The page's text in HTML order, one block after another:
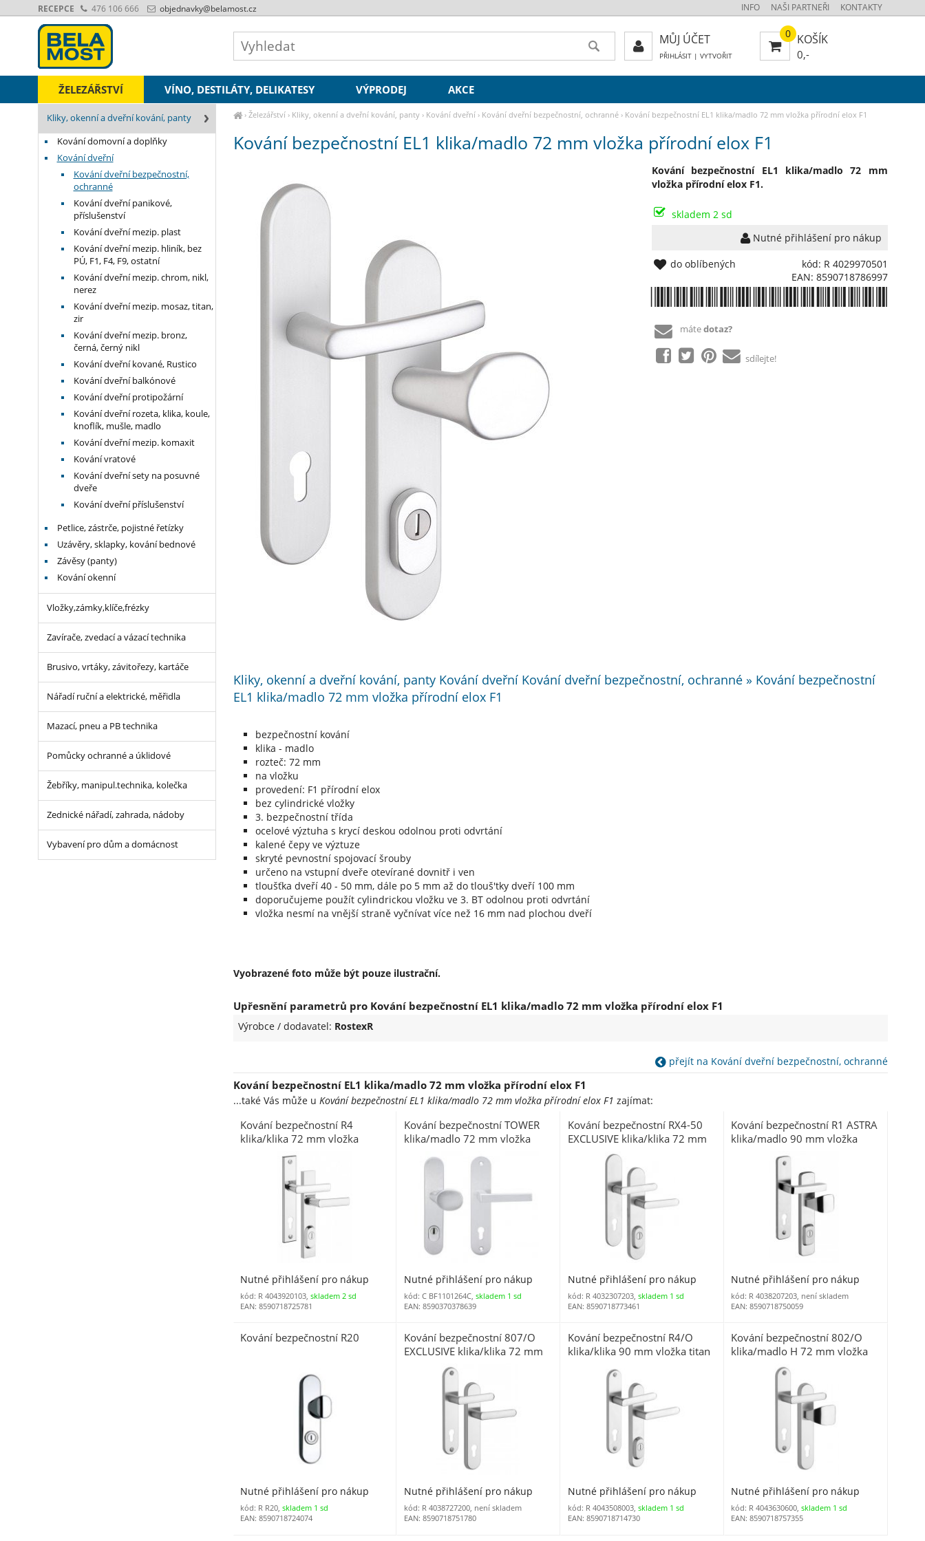
› Železářství› Kliky, okenní a dveřní kování, panty› Kování dveřní› Kování dveřní bezpečnostní, ochranné› Kování bezpečnostní EL1 klika/madlo 72 mm vložka přírodní elox F1
Kování bezpečnostní EL1 klika/madlo 72 mm vložka přírodní elox F1
Kování bezpečnostní EL1 klika/madlo 72 mm
vložka přírodní elox F1.
skladem 2 sd
Nutné přihlášení pro nákup
kód: R 4029970501
EAN: 8590718786997
do oblíbených
mátedotaz?
sdílejte!
Kliky, okenní a dveřní kování, panty Kování dveřní Kování dveřní bezpečnostní, ochranné » Kování bezpečnostní
EL1 klika/madlo 72 mm vložka přírodní elox F1
bezpečnostní kování
klika - madlo
rozteč: 72 mm
na vložku
provedení: F1 přírodní elox
bez cylindrické vložky
3. bezpečnostní třída
ocelové výztuha s krycí deskou odolnou proti odvrtání
kalené čepy ve výztuze
skryté pevnostní spojovací šrouby
určeno na vstupní dveře otevírané dovnitř i ven
tloušťka dveří 40 - 50 mm, dále po 5 mm až do tlouš'tky dveří 100 mm
doporučujeme použít cylindrickou vložku ve 3. BT odolnou proti odvrtání
vložka nesmí na vnější straně vyčnívat více než 16 mm nad plochou dveří
Vyobrazené foto může být pouze ilustrační.
Upřesnění parametrů pro Kování bezpečnostní EL1 klika/madlo 72 mm vložka přírodní elox F1
Výrobce / dodavatel: RostexR
přejít na Kování dveřní bezpečnostní, ochranné
Kování bezpečnostní EL1 klika/madlo 72 mm vložka přírodní elox F1
...také Vás může u Kování bezpečnostní EL1 klika/madlo 72 mm vložka přírodní elox F1 zajímat:
Kování bezpečnostní R4
klika/klika 72 mm vložka
chrom nerez 0100 s překrytím
(R R472BV)
Nutné přihlášení pro nákup
kód: R 4043920103,skladem 2 sd
EAN: 8590718725781
Kování bezpečnostní TOWER
klika/madlo 72 mm vložka
překrytím
Nutné přihlášení pro nákup
kód: C BF1101264C, skladem 1 sd
EAN: 8590370378639
Kování bezpečnostní RX4-50
EXCLUSIVE klika/klika 72 mm
vložka nerez mat 7200 BT3
Nutné přihlášení pro nákup
kód: R 4032307203, skladem 1 sd
EAN: 8590718773461
Kování bezpečnostní R1 ASTRA
klika/madlo 90 mm vložka
nerez mat 7200 s překrytím
Nutné přihlášení pro nákup
kód: R 4038207203, není skladem
EAN: 8590718750059
Kování bezpečnostní R20
Nutné přihlášení pro nákup
kód: R R20,skladem 1 sd
EAN: 8590718724074
Kování bezpečnostní 807/O
EXCLUSIVE klika/klika 72 mm
vložka nerez mat
Nutné přihlášení pro nákup
kód: R 4038727200, není skladem
EAN: 8590718751780
Kování bezpečnostní R4/O
klika/klika 90 mm vložka titan
R4OTZBV)
Nutné přihlášení pro nákup
kód: R 4043508003, skladem 1 sd
EAN: 8590718714730
Kování bezpečnostní 802/O
klika/madlo H 72 mm vložka
chrom nerez 0100 (R
80272OM) BT3
Nutné přihlášení pro nákup
kód: R 4043630600,skladem 1 sd
EAN: 8590718757355
Kliky, okenní a dveřní kování, panty
Kování domovní a doplňky
Kování dveřní
Kování dveřní bezpečnostní,
ochranné
Kování dveřní panikové,
příslušenství
Kování dveřní mezip. plast
Kování dveřní mezip. hliník, bez
PÚ, F1, F4, F9, ostatní
Kování dveřní mezip. chrom, nikl,
nerez
Kování dveřní mezip. mosaz, titan,
zir
Kování dveřní mezip. bronz,
černá, černý nikl
Kování dveřní kované, Rustico
Kování dveřní balkónové
Kování dveřní protipožární
Kování dveřní rozeta, klika, koule,
knoflík, mušle, madlo
Kování dveřní mezip. komaxit
Kování vratové
Kování dveřní sety na posuvné
dveře
Kování dveřní příslušenství
Petlice, zástrče, pojistné řetízky
Uzávěry, sklapky, kování bednové
Závěsy (panty)
Kování okenní
Vložky,zámky,klíče,frézky
Zavírače, zvedací a vázací technika
Brusivo, vrtáky, závitořezy, kartáče
Nářadí ruční a elektrické, měřidla
Mazací, pneu a PB technika
Pomůcky ochranné a úklidové
Žebříky, manipul.technika, kolečka
Zednické nářadí, zahrada, nádoby
Vybavení pro dům a domácnost
ŽELEZÁŘSTVÍ VÍNO, DESTILÁTY, DELIKATESY VÝPRODEJ AKCE
INFO NAŠI PARTNEŘI KONTAKTY
RECEPCE 476 106 666 objednavky@belamost.cz
MŮJ ÚČET
PŘIHLÁSIT| VYTVOŘIT
0 KOŠÍK
0,-